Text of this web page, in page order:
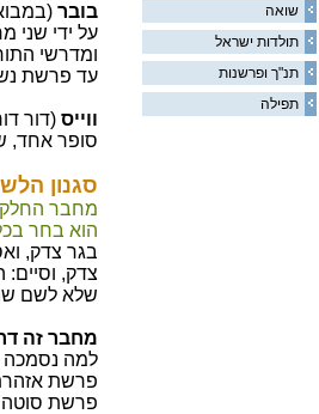
שואה
תולדות ישראל
תנ"ך ופרשנות
תפילה
בובר
על ידי שני
ומדרשי
עד פרשת
ווייס
סופר אחד,
סגנון
מחבר החלק
הוא בחר
בגר צדק,
צדק,
שלא לשם
מחבר זה
למה נסמכה
פרשת
פרשת סוטה